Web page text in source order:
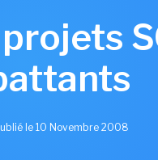
le 10 Novembre 2008